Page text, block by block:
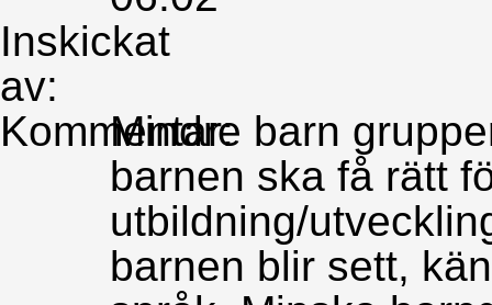
Inskickat
av:
Kommentar:
Mindre barn
barnen ska få rätt
utbildning/
barnen blir sett,